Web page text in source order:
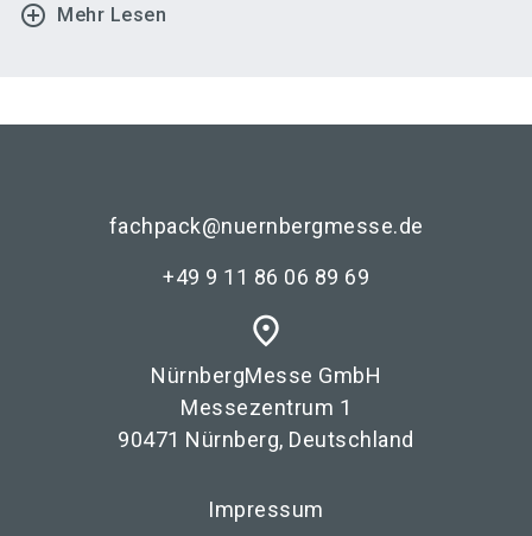
add_circle_outline Mehr Lesen
fachpack@nuernbergmesse.de
+49 9 11 86 06 89 69
place
NürnbergMesse GmbH
Messezentrum 1
90471 Nürnberg, Deutschland
Impressum